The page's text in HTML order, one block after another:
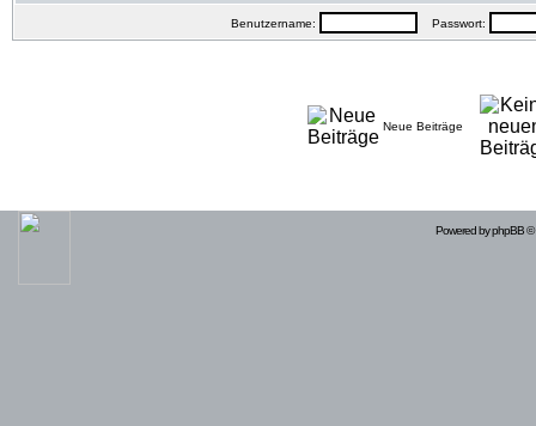
Benutzername: Passwort:
Neue Beiträge
Powered byphpBB©